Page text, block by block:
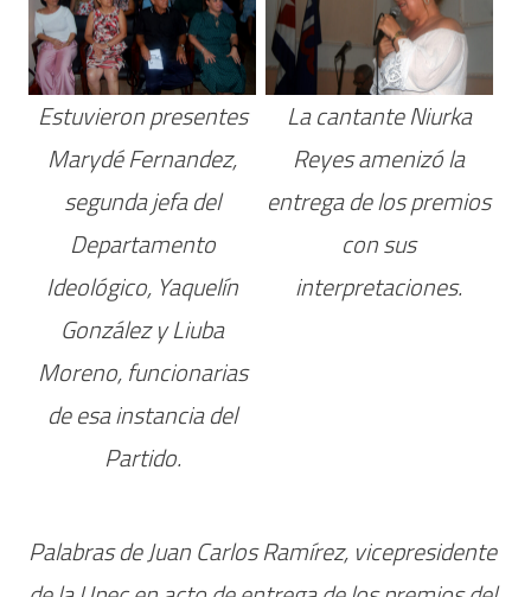
Estuvieron presentes
Marydé Fernandez,
segunda jefa del
Departamento
Ideológico, Yaquelín
González y Liuba
Moreno, funcionarias
de esa instancia del
Partido.
La cantante Niurka
Reyes amenizó la
entrega de los premios
con sus
interpretaciones.
Palabras de Juan Carlos Ramírez, vicepresidente